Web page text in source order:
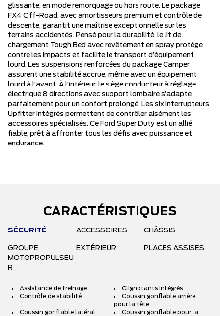
glissante, en mode remorquage ou hors route. Le package
FX4 Off-Road, avec amortisseurs premium et contrôle de
descente, garantit une maîtrise exceptionnelle sur les
terrains accidentés. Pensé pour la durabilité, le lit de
chargement Tough Bed avec revêtement en spray protège
contre les impacts et facilite le transport d’équipement
lourd. Les suspensions renforcées du package Camper
assurent une stabilité accrue, même avec un équipement
lourd à l’avant. À l’intérieur, le siège conducteur à réglage
électrique 8 directions avec support lombaire s’adapte
parfaitement pour un confort prolongé. Les six interrupteurs
Upfitter intégrés permettent de contrôler aisément les
accessoires spécialisés. Ce Ford Super Duty est un allié
fiable, prêt à affronter tous les défis avec puissance et
endurance.
CARACTÉRISTIQUES
SÉCURITÉ ACCESSOIRES CHÂSSIS
GROUPE
MOTOPROPULSEU
R
EXTÉRIEUR PLACES ASSISES
Assistance de freinage
Clignotants intégrés
Contrôle de stabilité
Coussin gonflable arrière
pour la tête
Coussin gonflable latéral
Coussin gonflable pour la